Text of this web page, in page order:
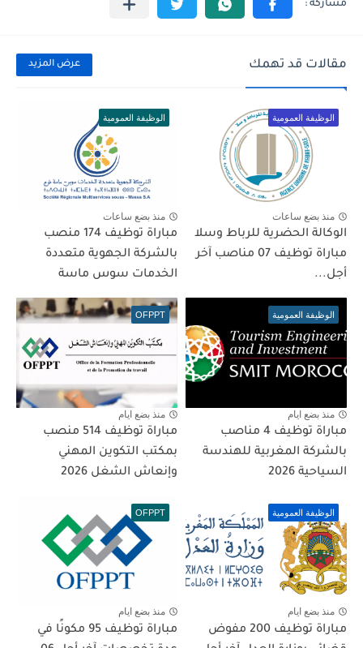
مقالات قد تهمك عرض المزيد
الوظيفة العمومية
منذ بضع ساعات
الوكالة الحضرية للرباط وسلا
مباراة توظيف 07 مناصب آخر
أجل...
الوظيفة العمومية
منذ بضع ساعات
مباراة توظيف 174 منصب
بالشركة الجهوية متعددة
الخدمات سوس ماسة
الوظيفة العمومية
منذ بضع ايام
مباراة توظيف 4 مناصب
بالشركة المغربية للهندسة
السياحية 2026
OFPPT
منذ بضع ايام
مباراة توظيف 514 منصب
بمكتب التكوين المهني
وإنعاش الشغل 2026
الوظيفة العمومية
منذ بضع ايام
مباراة توظيف 200 مفوض
OFPPT
منذ بضع ايام
مباراة توظيف 95 مكونًا في